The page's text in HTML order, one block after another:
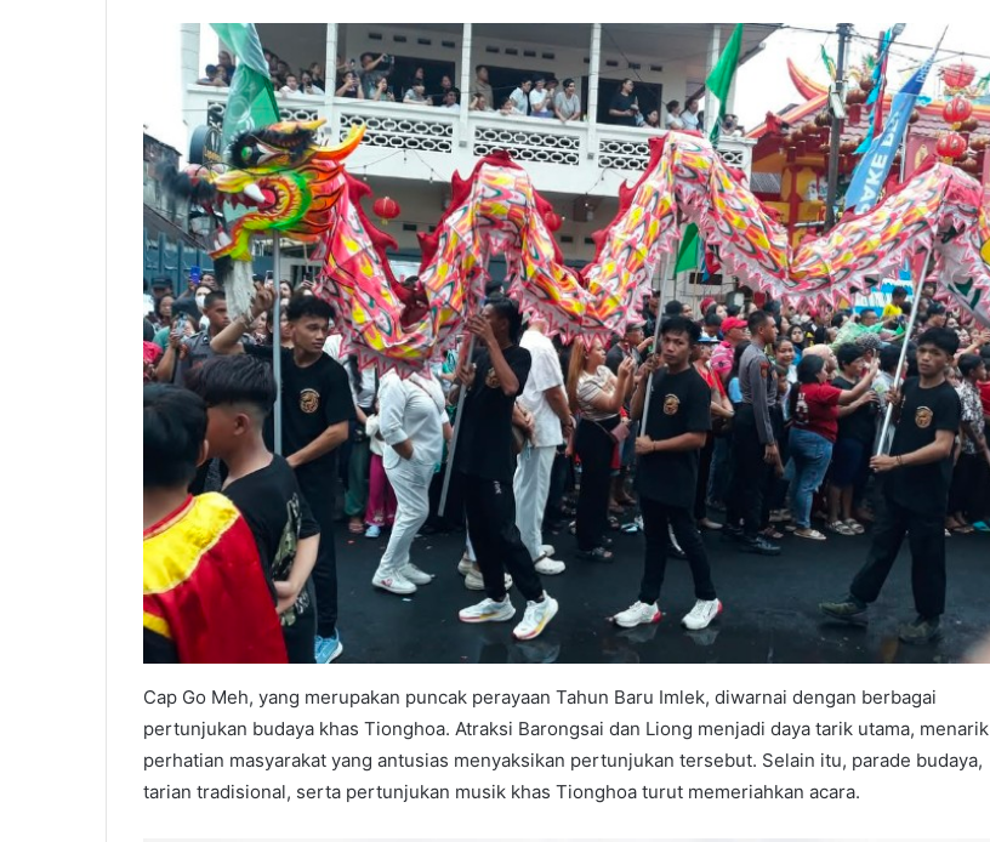
Cap Go Meh, yang merupakan puncak perayaan Tahun Baru Imlek, diwarnai dengan berbagai
pertunjukan budaya khas Tionghoa. Atraksi Barongsai dan Liong menjadi daya tarik utama, menarik
perhatian masyarakat yang antusias menyaksikan pertunjukan tersebut. Selain itu, parade budaya,
tarian tradisional, serta pertunjukan musik khas Tionghoa turut memeriahkan acara.